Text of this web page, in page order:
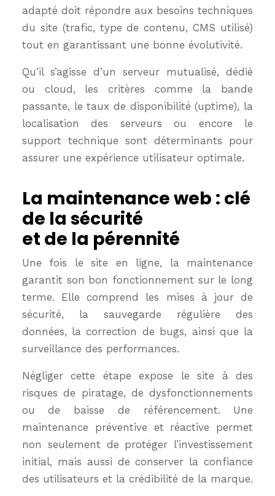
adapté doit répondre aux besoins techniques
du site (trafic, type de contenu, CMS utilisé)
tout en garantissant une bonne évolutivité.
Qu’il s’agisse d’un serveur mutualisé, dédié
ou cloud, les critères comme la bande
passante, le taux de disponibilité (uptime), la
localisation des serveurs ou encore le
support technique sont déterminants pour
assurer une expérience utilisateur optimale.
La maintenance web : clé
de la sécurité
et de la pérennité
Une fois le site en ligne, la maintenance
garantit son bon fonctionnement sur le long
terme. Elle comprend les mises à jour de
sécurité, la sauvegarde régulière des
données, la correction de bugs, ainsi que la
surveillance des performances.
Négliger cette étape expose le site à des
risques de piratage, de dysfonctionnements
ou de baisse de référencement. Une
maintenance préventive et réactive permet
non seulement de protéger l’investissement
initial, mais aussi de conserver la confiance
des utilisateurs et la crédibilité de la marque.